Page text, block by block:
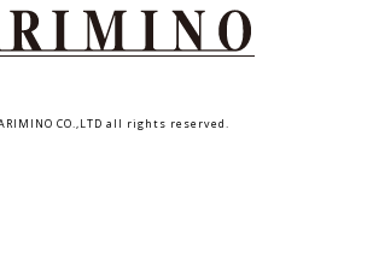
CO.,LTD all rights reserved.